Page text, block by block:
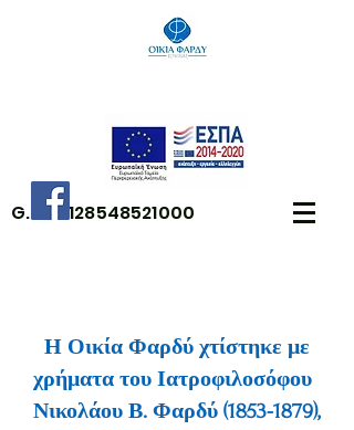
G.E.MI:128548521000
Η Οικία Φαρδύ χτίστηκε με
χρήματα του Ιατροφιλοσόφου
Νικολάου Β. Φαρδύ (1853-1879),